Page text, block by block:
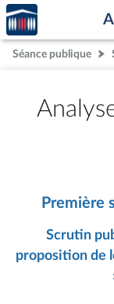
Aller au contenu
Aller en bas de la
Accèder
à la
page
d'accueil
Séance publique
Première
Scrutin
proposition de